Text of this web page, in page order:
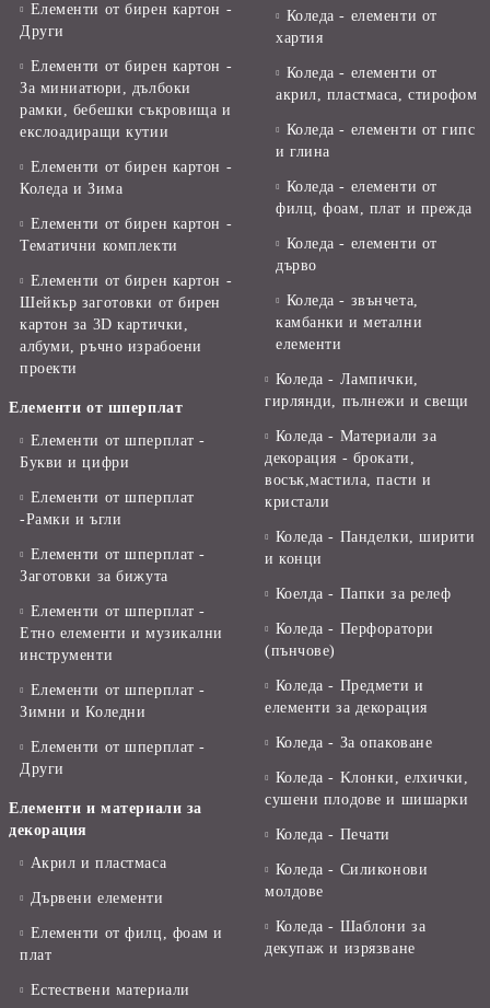
Елементи от бирен картон -
Други
Елементи от бирен картон -
За миниатюри, дълбоки
рамки, бебешки съкровища и
екслоадиращи кутии
Елементи от бирен картон -
Коледа и Зима
Елементи от бирен картон -
Тематични комплекти
Елементи от бирен картон -
Шейкър заготовки от бирен
картон за 3D картички,
албуми, ръчно израбоени
проекти
Елементи от шперплат
Елементи от шперплат -
Букви и цифри
Елементи от шперплат
-Рамки и ъгли
Елементи от шперплат -
Заготовки за бижута
Елементи от шперплат -
Етно елементи и музикални
инструменти
Елементи от шперплат -
Зимни и Коледни
Елементи от шперплат -
Други
Елементи и материали за
декорация
Акрил и пластмаса
Дървени елементи
Елементи от филц, фоам и
плат
Естествени материали
Коледа - елементи от
хартия
Коледа - елементи от
акрил, пластмаса, стирофом
Коледа - елементи от гипс
и глина
Коледа - елементи от
филц, фоам, плат и прежда
Коледа - елементи от
дърво
Коледа - звънчета,
камбанки и метални
елементи
Коледа - Лампички,
гирлянди, пълнежи и свещи
Коледа - Материали за
декорация - брокати,
восък,мастила, пасти и
кристали
Коледа - Панделки, ширити
и конци
Коелда - Папки за релеф
Коледа - Перфоратори
(пънчове)
Коледа - Предмети и
елементи за декорация
Коледа - За опаковане
Коледа - Kлонки, елхички,
сушени плодове и шишарки
Коледа - Печати
Коледа - Силиконови
молдове
Коледа - Шаблони за
декупаж и изрязване